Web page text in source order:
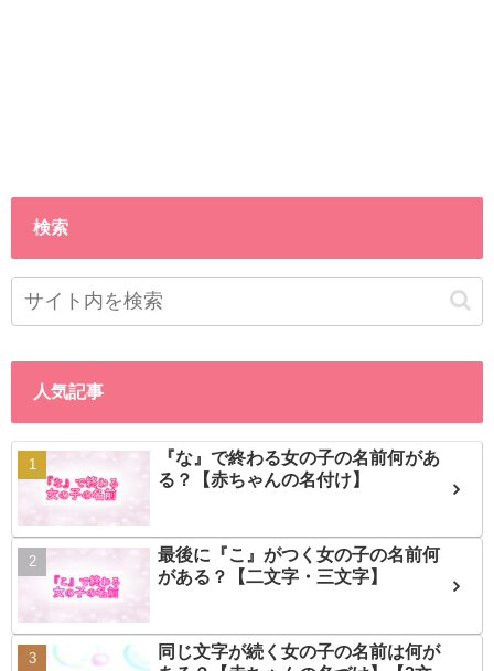
検索
人気記事
『な』で終わる女の子の名前何があ
る？【赤ちゃんの名付け】
最後に『こ』がつく女の子の名前何
がある？【二文字・三文字】
同じ文字が続く女の子の名前は何が